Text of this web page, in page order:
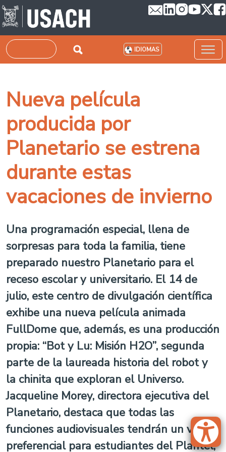
Pasar al contenido principal
Buscar IDIOMAS
Nueva película
producida por
Planetario se estrena
durante estas
vacaciones de invierno
Una programación especial, llena de
sorpresas para toda la familia, tiene
preparado nuestro Planetario para el
receso escolar y universitario. El 14 de
julio, este centro de divulgación científica
exhibe una nueva película animada
FullDome que, además, es una producción
propia: “Bot y Lu: Misión H2O”, segunda
parte de la laureada historia del robot y
la chinita que exploran el Universo.
Jacqueline Morey, directora ejecutiva del
Planetario, destaca que todas las
funciones audiovisuales tendrán un valor
preferencial para estudiantes del Plantel,